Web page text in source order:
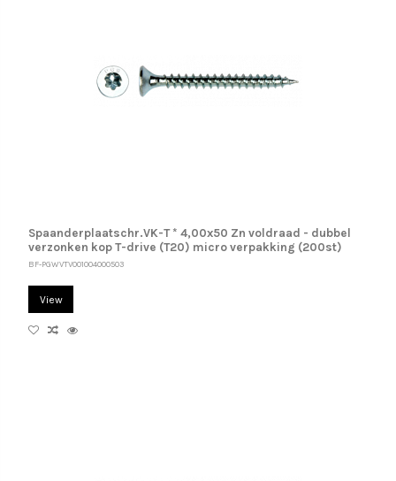
Spaanderplaatschr.VK-T * 4,00x50 Zn voldraad - dubbel
verzonken kop T-drive (T20) micro verpakking (200st)
BF-PGWVTV001004000503
View